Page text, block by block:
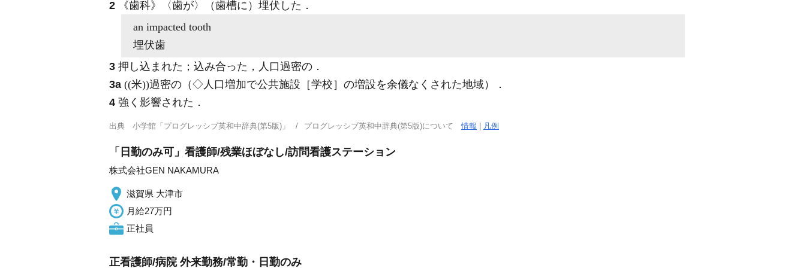
2 《歯科》 〈歯が〉（歯槽に）埋伏した ．
an impacted tooth
埋伏歯
3 押し込まれた；込み合った，人口過密の ．
3a ((米))過密の（◇人口増加で公共施設［学校］の増設を余儀なくされた地域）
．
4 強く影響された ．
出典 小学館「プログレッシブ英和中辞典(第5版)」 プログレッシブ英和中辞典(第5版)について情報 凡例
「日勤のみ可」看護師/残業ほぼなし/訪問看護ステーション
株式会社GEN NAKAMURA
滋賀県 大津市
月給27万円
正社員
正看護師/病院 外来勤務/常勤・日勤のみ